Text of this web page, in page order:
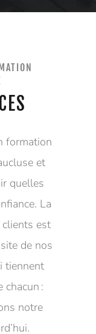
formation
et
quelles
La
est
de nos
tiennent
chacun :
notre